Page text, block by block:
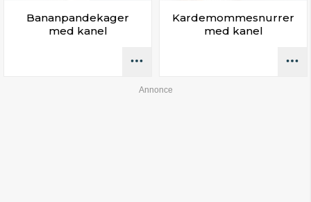
Bananpandekager
med kanel
Kardemommesnurrer
med kanel